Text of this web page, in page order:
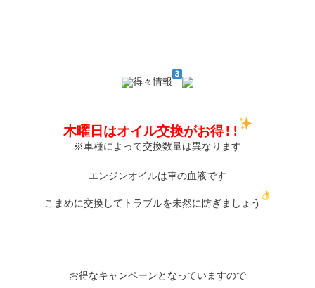
得々情報
木曜日はオイル交換がお得!!
※車種によって交換数量は異なります
エンジンオイルは車の血液です
こまめに交換してトラブルを未然に防ぎましょう
お得なキャンペーンとなっていますので